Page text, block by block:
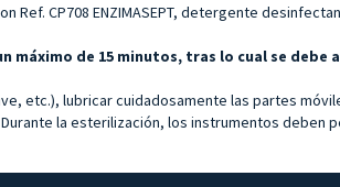
Ref. CP708 ENZIMASEPT, detergente
de 15 minutos, tras lo cual se debe
etc.), lubricar cuidadosamente las partes
Durante la esterilización, los instrumentos deben